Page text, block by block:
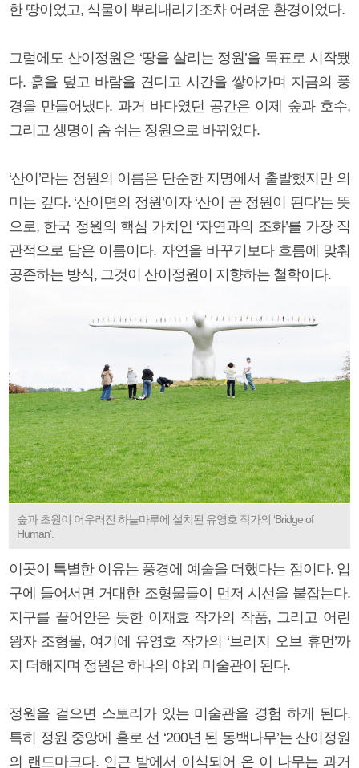
한 땅이었고, 식물이 뿌리내리기조차 어려운 환경이었다.
그럼에도 산이정원은 ‘땅을 살리는 정원’을 목표로 시작됐
다. 흙을 덮고 바람을 견디고 시간을 쌓아가며 지금의 풍
경을 만들어냈다. 과거 바다였던 공간은 이제 숲과 호수,
그리고 생명이 숨 쉬는 정원으로 바뀌었다.
‘산이’라는 정원의 이름은 단순한 지명에서 출발했지만 의
미는 깊다. ‘산이면의 정원’이자 ‘산이 곧 정원이 된다’는 뜻
으로, 한국 정원의 핵심 가치인 ‘자연과의 조화’를 가장 직
관적으로 담은 이름이다. 자연을 바꾸기보다 흐름에 맞춰
공존하는 방식, 그것이 산이정원이 지향하는 철학이다.
숲과 초원이 어우러진 하늘마루에 설치된 유영호 작가의 ‘Bridge of
Human’.
이곳이 특별한 이유는 풍경에 예술을 더했다는 점이다. 입
구에 들어서면 거대한 조형물들이 먼저 시선을 붙잡는다.
지구를 끌어안은 듯한 이재효 작가의 작품, 그리고 어린
왕자 조형물, 여기에 유영호 작가의 ‘브리지 오브 휴먼’까
지 더해지며 정원은 하나의 야외 미술관이 된다.
정원을 걸으면 스토리가 있는 미술관을 경험 하게 된다.
특히 정원 중앙에 홀로 선 ‘200년 된 동백나무’는 산이정원
의 랜드마크다. 인근 밭에서 이식되어 온 이 나무는 과거